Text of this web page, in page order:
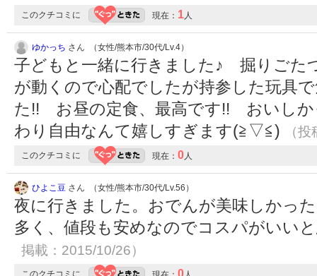
このクチコミに 現在： 1人
ゆかっち さん （女性/熊本市/30代/Lv.4）
子どもと一緒に行きました♪ 掘りごた
が動くので心配でしたが持参した玩具
た!! お昼の定食、最高です!! おいし
わり自由なんて嬉しすぎます(≧▽≦)
（
このクチコミに 現在： 0人
ひよこ豆 さん （女性/熊本市/30代/Lv.56）
夜に行きました。おでんが美味しかっ
多く、値段も安めなのでコスパがいい
掲載：2015/10/26）
このクチコミに